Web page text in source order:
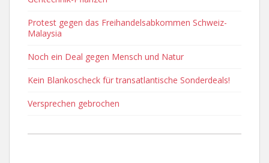
Protest gegen das Freihandelsabkommen Schweiz-
Malaysia
Noch ein Deal gegen Mensch und Natur
Kein Blankoscheck für transatlantische Sonderdeals!
Versprechen gebrochen